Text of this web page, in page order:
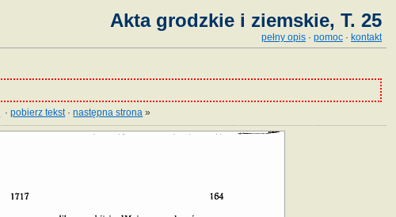
Akta grodzkie i ziemskie, T. 25
pełny opis · pomoc · kontakt
·pobierz tekst·następna strona »